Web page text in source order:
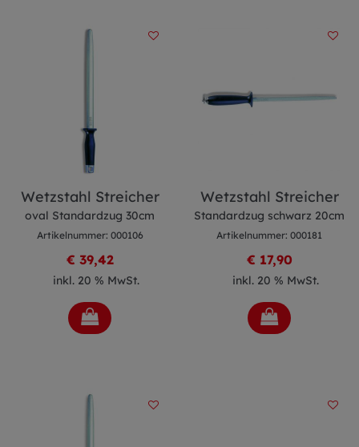
Wetzstahl Streicher
oval Standardzug 30cm
Artikelnummer: 000106
€ 39,42
inkl. 20 % MwSt.
Wetzstahl Streicher
Standardzug schwarz 20cm
Artikelnummer: 000181
€ 17,90
inkl. 20 % MwSt.